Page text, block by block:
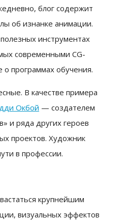
блог содержит
об изнанке анимации.
инструментах
современными CG-
о программах обучения.
В качестве примера
Окбой — создателем
и ряда других героев
проектов. Художник
в профессии.
крупнейшим
визуальных эффектов